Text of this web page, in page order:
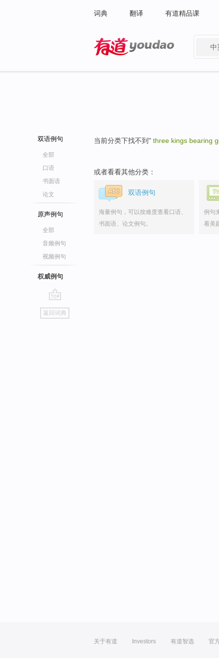
词典 翻译 有道精品课
中
双语例句
全部
口语
书面语
论文
原声例句
全部
音频例句
视频例句
权威例句
go
top
返回词典
当前分类下找不到" three kings bearing
或者看看其他分类：
双语例句
海量例句，可以按难度查看口语、
书面语、论文例句。
例句
看美
关于有道 Investors 有道智选 官